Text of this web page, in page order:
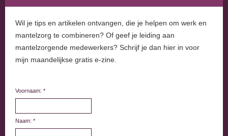
Wil je tips en artikelen ontvangen, die je helpen om werk en
mantelzorg te combineren? Of geef je leiding aan
mantelzorgende medewerkers? Schrijf je dan hier in voor
mijn maandelijkse gratis e-zine.
Voornaam: *
Naam: *